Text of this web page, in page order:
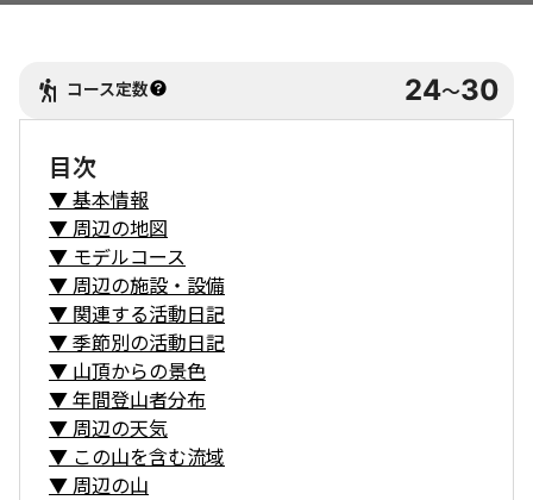
コース定数 24〜30
目次
▼基本情報
▼ 周辺の地図
▼ モデルコース
▼ 周辺の施設・設備
▼ 関連する活動日記
▼季節別の活動日記
▼ 山頂からの景色
▼年間登山者分布
▼ 周辺の天気
▼ この山を含む流域
▼ 周辺の山